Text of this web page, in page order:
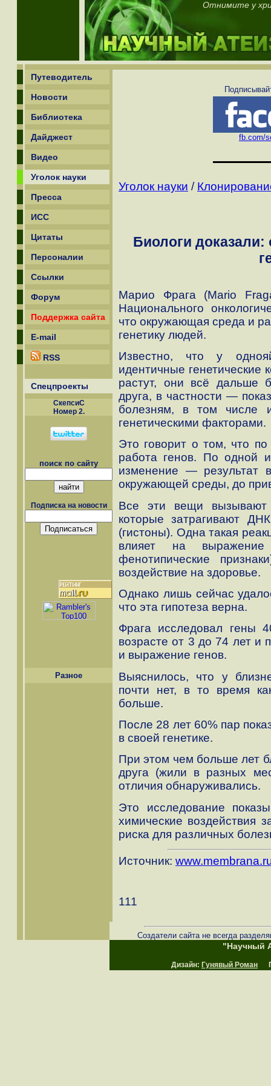
Отнимите у
Путеводитель
Новости
Библиотека
Дайджест
Видео
Уголок науки
Пресса
ИСС
Цитаты
Персоналии
Ссылки
Форум
Поддержка сайта
E-mail
RSS
Спецпроекты
СкепсиС
Номер 2.
поиск по сайту
Подписка на новости
Разное
fb.com/
Уголок науки /
Биологи доказали:
Марио Фрага (Mario
Национального
что окружающая среда и
генетику людей.
Известно, что у
идентичные генетические
растут, они всё дальше
друга, в частности —
болезням, в том числе
генетическими факторами.
Это говорит о том, что
работа генов. По одной
изменение — результат
окружающей среды, до
Все эти вещи вызывают
которые затрагивают
(гистоны). Одна такая
влияет на
фенотипические
воздействие на здоровье.
Однако лишь сейчас
что эта гипотеза верна.
Фрага исследовал гены
возрасте от 3 до 74 лет и
и выражение генов.
Выяснилось, что у
почти нет, в то время
больше.
После 28 лет 60% пар
в своей генетике.
При этом чем больше лет
друга (жили в разных
отличия обнаруживались.
Это исследование
химические воздействия
риска для различных
Источник:
111
Создатели сайта не всегда
"Научный
Дизайн: Гунявый Роман